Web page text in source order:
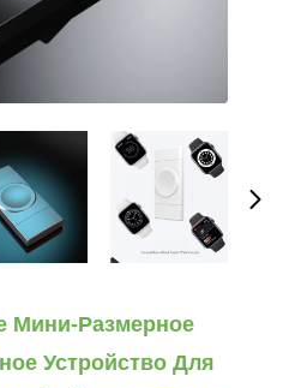
Мини-Размерное
Устройство Для